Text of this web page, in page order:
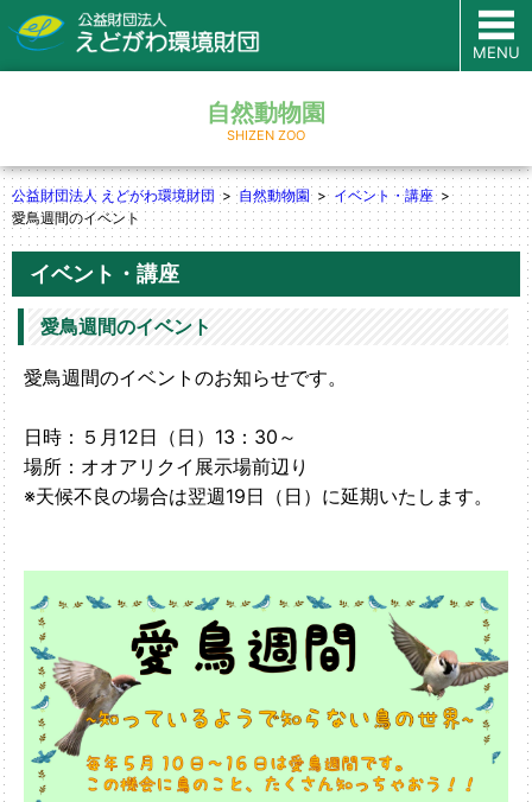
MENU
自然動物園
SHIZEN ZOO
公益財団法人 えどがわ環境財団 自然動物園
イベント・講座
愛鳥週間のイベント
イベント・講座
愛鳥週間のイベント
愛鳥週間のイベントのお知らせです。
日時：５月12日（日）13：30～
場所：オオアリクイ展示場前辺り
※天候不良の場合は翌週19日（日）に延期いたします。